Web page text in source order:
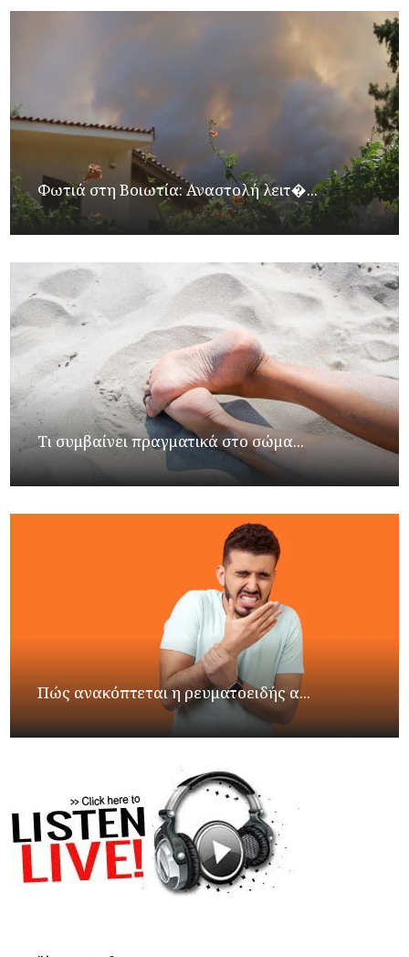
Φωτιά στη Βοιωτία: Αναστολή λειτ�...
Τι συμβαίνει πραγματικά στο σώμα...
Πώς ανακόπτεται η ρευματοειδής α...